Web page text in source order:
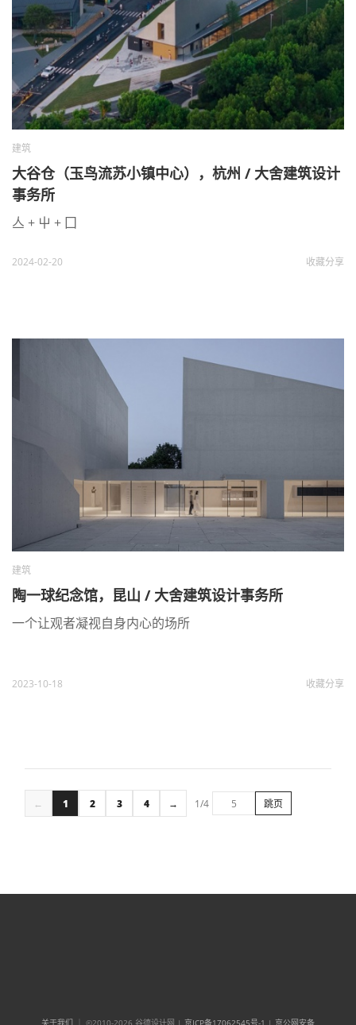
建筑
大谷仓（玉鸟流苏小镇中心），杭州 / 大舍建筑设计
事务所
亼 + 屮 + 囗
2024-02-20 收藏分享
建筑
陶一球纪念馆，昆山 / 大舍建筑设计事务所
一个让观者凝视自身内心的场所
2023-10-18 收藏分享
← 1 2 3 4 → 1/4 跳页